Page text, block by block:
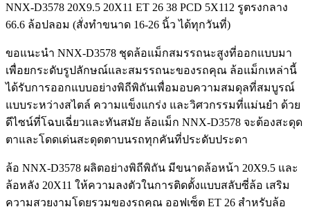
NNX-D3578 20X9.5 20X11 ET 26 38 PCD 5X112 รูตรงกลาง
66.6 ล้อปลอม (สั่งทำขนาด 16-26 นิ้ว ได้ทุกวันที่)
ขอแนะนำ NNX-D3578 ชุดล้อแม็กสมรรถนะสูงที่ออกแบบมา
เพื่อยกระดับรูปลักษณ์และสมรรถนะของรถคุณ ล้อแม็กเหล่านี้
ได้รับการออกแบบอย่างพิถีพิถันเพื่อมอบความสมดุลที่สมบูรณ์
แบบระหว่างสไตล์ ความแข็งแกร่ง และวิศวกรรมที่แม่นยำ ด้วย
ดีไซน์ที่โฉบเฉี่ยวและทันสมัย ล้อแม็ก NNX-D3578 จะต้องสะดุด
ตาและโดดเด่นสะดุดตาบนรถทุกคันที่ประดับประดา
ล้อ NNX-D3578 ผลิตอย่างพิถีพิถัน มีขนาดล้อหน้า 20X9.5 และ
ล้อหลัง 20X11 ให้ความลงตัวในการติดตั้งแบบสลับซี่ล้อ เสริม
ความสวยงามโดยรวมของรถคุณ ออฟเซ็ต ET 26 สำหรับล้อ